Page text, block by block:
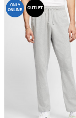
ONLY
ONLINE
OUTLET